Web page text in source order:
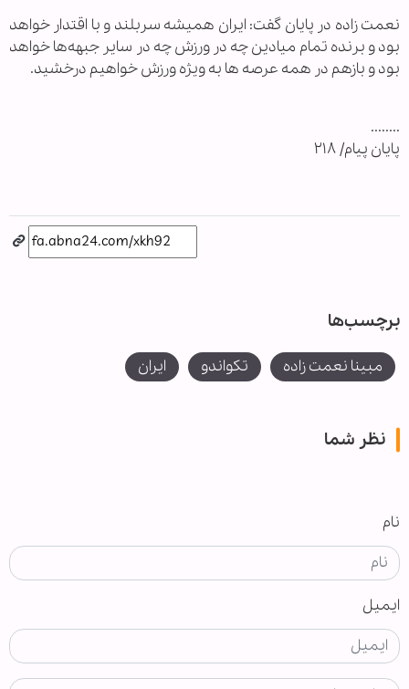
نعمت زاده در پایان گفت: ایران همیشه سربلند و با اقتدار خواهد
بود و برنده تمام میادین چه در ورزش چه در سایر جبهه‌ها خواهد
بود و بازهم در همه عرصه ها به ویژه ورزش خواهیم درخشید.
........
پایان پیام/ ۲۱۸
برچسب‌ها
مبینا نعمت زاده تکواندو ایران
نظر شما
نام
ایمیل